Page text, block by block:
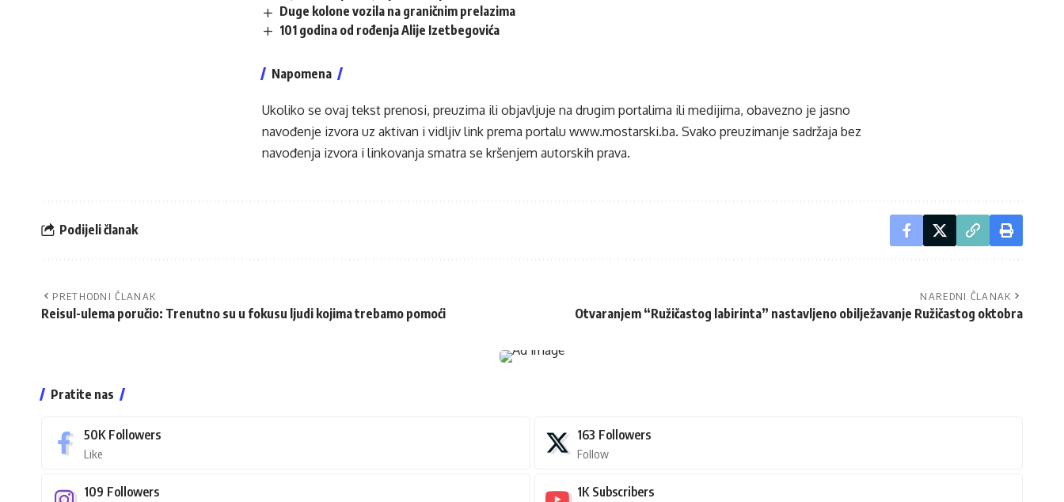
Duge kolone vozila na graničnim prelazima
101 godina od rođenja Alije Izetbegovića
Napomena
Ukoliko se ovaj tekst prenosi, preuzima ili objavljuje na drugim portalima ili medijima, obavezno je jasno
navođenje izvora uz aktivan i vidljiv link prema portalu www.mostarski.ba. Svako preuzimanje sadržaja bez
navođenja izvora i linkovanja smatra se kršenjem autorskih prava.
Podijeli članak
PRETHODNI ČLANAK
Reisul-ulema poručio: Trenutno su u fokusu ljudi kojima trebamo pomoći
NAREDNI ČLANAK
Otvaranjem “Ružičastog labirinta” nastavljeno obilježavanje Ružičastog oktobra
Pratite nas
50K Followers
Like
163 Followers
Follow
109 Followers 1K Subscribers